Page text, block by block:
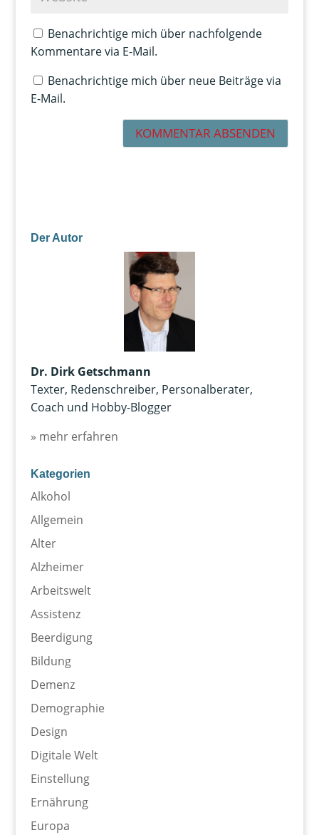
Benachrichtige mich über nachfolgende
Kommentare via E-Mail.
Benachrichtige mich über neue Beiträge via
E-Mail.
Der Autor
Dr. Dirk Getschmann
Texter, Redenschreiber, Personalberater,
Coach und Hobby-Blogger
» mehr erfahren
Kategorien
Alkohol
Allgemein
Alter
Alzheimer
Arbeitswelt
Assistenz
Beerdigung
Bildung
Demenz
Demographie
Design
Digitale Welt
Einstellung
Ernährung
Europa